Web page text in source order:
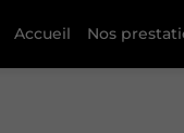
Accueil Nos